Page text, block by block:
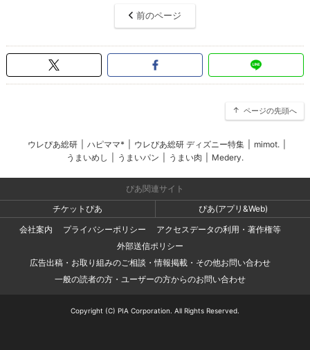
前のページ
ページの先頭へ
ウレぴあ総研 ハピママ* ウレぴあ総研 ディズニー特集 mimot.
うまいめし
うまいパン うまい肉 Medery.
ぴあ関連サイト
チケットぴあ
ぴあ(アプリ&Web)
会社案内
プライバシーポリシー
アクセスデータの利用・著作権等
外部送信ポリシー
広告出稿・お取り組みのご相談・情報掲載・その他お問い合わせ
一般の読者の方・ユーザーの方からのお問い合わせ
Copyright (C) PIA Corporation. All Rights Reserved.